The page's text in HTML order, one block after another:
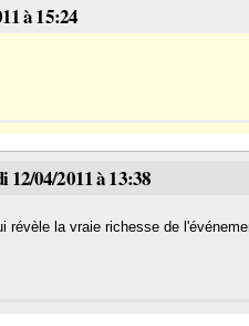
à 15:24
12/04/2011 à 13:38
révèle la vraie richesse de